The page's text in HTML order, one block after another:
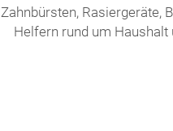
Zahnbürsten, Rasiergeräte,
Helfern rund um